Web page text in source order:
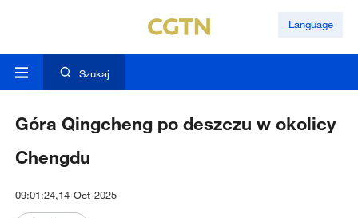
Language
Szukaj
Góra Qingcheng po deszczu w okolicy
Chengdu
09:01:24,14-Oct-2025